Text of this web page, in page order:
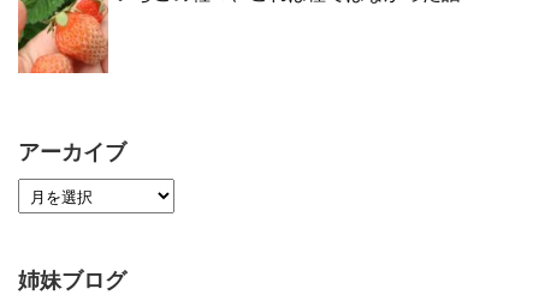
アーカイブ
姉妹ブログ